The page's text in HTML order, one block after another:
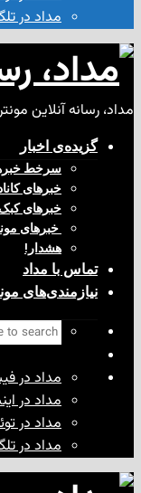
مداد در تلگرام
مونترال
اخبار
سرخط خبرهای صبحگاهی
خبرهای کانادا
خبرهای کبک
‌ خبرهای مونترال
مداد
مونترال
مداد در فیسبوک
مداد در اینستاگرام
مداد در توئیتر
مداد در تلگرام